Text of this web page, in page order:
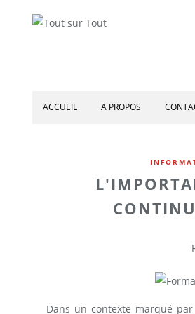
ACCUEIL A PROPOS
Dans un contexte marqué